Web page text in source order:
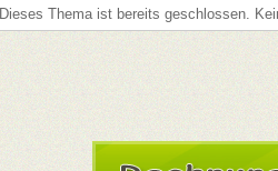
Dieses Thema ist bereits geschlossen.